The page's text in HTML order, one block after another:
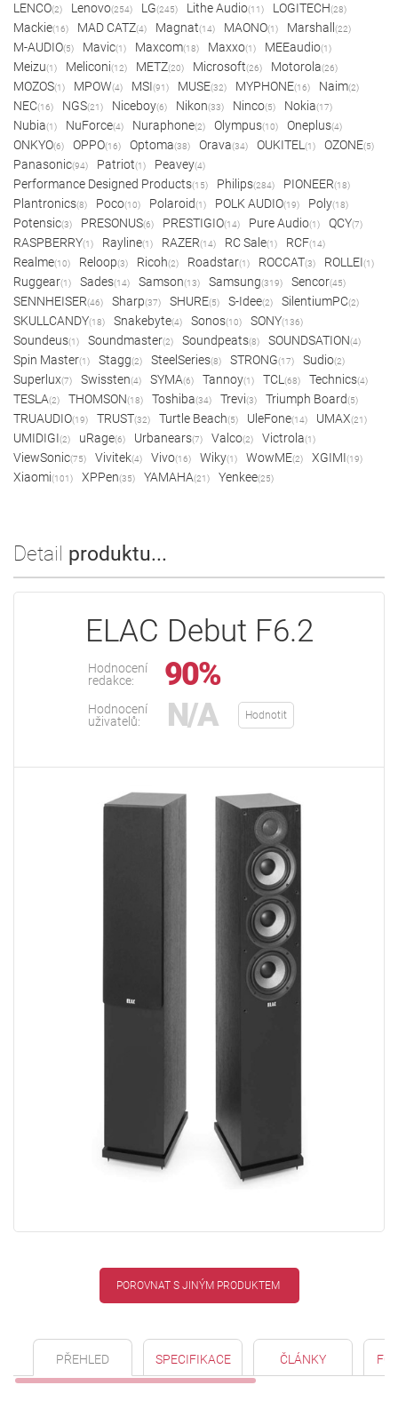
LENCO(2) Lenovo(254) LG(245) Lithe Audio(11) LOGITECH(28)
Mackie(16) MAD CATZ(4) Magnat(14) MAONO(1) Marshall (22)
M-AUDIO(5) Mavic(1) Maxcom(18) Maxxo(1) MEEaudio(1)
Meizu(1) Meliconi(12) METZ(20) Microsoft(26) Motorola(26)
MOZOS(1) MPOW(4) MSI(91) MUSE(32) MYPHONE(16) Naim(2)
NEC(16) NGS(21) Niceboy(6) Nikon(33) Ninco(5) Nokia(17)
Nubia(1) NuForce(4) Nuraphone(2) Olympus(10) Oneplus(4)
ONKYO(6) OPPO(16) Optoma(38) Orava(34) OUKITEL (1) OZONE(5)
Panasonic(94) Patriot(1) Peavey(4)
Performance Designed Products(15) Philips(284) PIONEER(18)
Plantronics(8) Poco(10) Polaroid(1) POLK AUDIO(19) Poly(18)
Potensic(3) PRESONUS(6) PRESTIGIO(14) Pure Audio(1) QCY(7)
RASPBERRY(1) Rayline(1) RAZER(14) RC Sale(1) RCF(14)
Realme(10) Reloop(3) Ricoh(2) Roadstar(1) ROCCAT(3) ROLLEI(1)
Ruggear(1) Sades(14) Samson(13) Samsung(319) Sencor(45)
SENNHEISER(46) Sharp(37) SHURE(5) S-Idee(2) SilentiumPC(2)
SKULLCANDY(18) Snakebyte(4) Sonos(10) SONY(136)
Soundeus(1) Soundmaster(2) Soundpeats(8) SOUNDSATION(4)
Spin Master(1) Stagg(2) SteelSeries(8) STRONG(17) Sudio(2)
Superlux(7) Swissten(4) SYMA(6) Tannoy(1) TCL (68) Technics(4)
TESLA(2) THOMSON(18) Toshiba(34) Trevi(3) Triumph Board(5)
TRUAUDIO(19) TRUST(32) Turtle Beach(5) UleFone(14) UMAX(21)
UMIDIGI(2) uRage(6) Urbanears(7) Valco(2) Victrola(1)
ViewSonic(75) Vivitek(4) Vivo(16) Wiky(1) WowME(2) XGIMI(19)
Xiaomi(101) XPPen(35) YAMAHA(21) Yenkee(25)
Detail produktu...
ELAC Debut F6.2
Hodnocení
redakce:
90%
Hodnocení
uživatelů:
N/A Hodnotit
POROVNAT S JINÝM PRODUKTEM
PŘEHLED SPECIFIKACE ČLÁNKY